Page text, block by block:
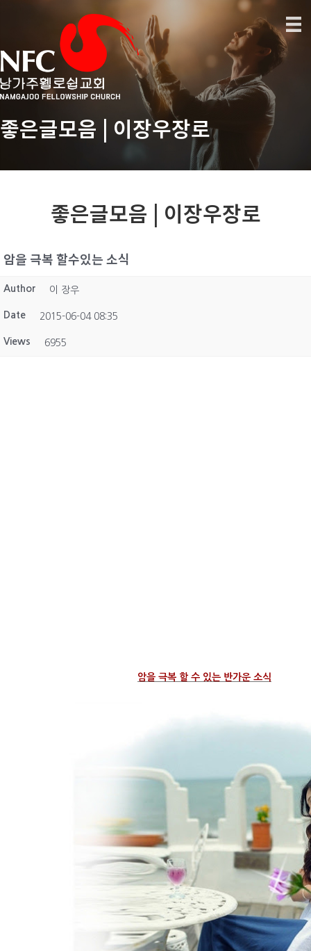
좋은글모음 | 이장우장로
좋은글모음 | 이장우장로
암을 극복 할수있는 소식
Author 이 장우
Date 2015-06-04 08:35
Views 6955
암을 극복 할 수 있는 반가운 소식